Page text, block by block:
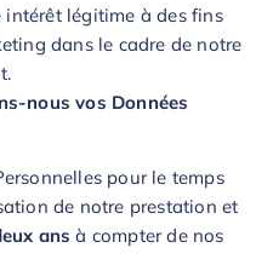
légitime à des fins
dans le cadre de notre
nous vos Données
pour le temps
de notre prestation et
ans à compter de nos